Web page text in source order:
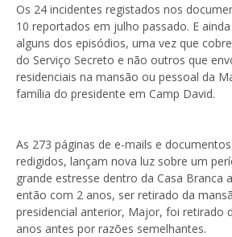
Os 24 incidentes registados nos
10 reportados em julho passado. E
alguns dos episódios, uma vez que
do Serviço Secreto e não outros que
residenciais na mansão ou pessoal da
família do presidente em Camp David.
As 273 páginas de e-mails e
redigidos, lançam nova luz sobre um
grande estresse dentro da Casa Branca
então com 2 anos, ser retirado da
presidencial anterior, Major, foi retirado
anos antes por razões semelhantes.